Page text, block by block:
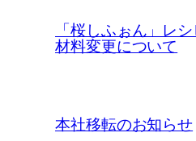
「桜しふぉん」レ
材料変更について
本社移転のお知らせ